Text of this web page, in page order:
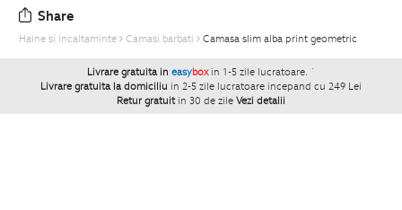
Share
Haine si Incaltaminte Camasi barbati Camasa slim alba print geometric
Livrare gratuita in easybox in 1-5 zile lucratoare. `
Livrare gratuita la domiciliu in 2-5 zile lucratoare incepand cu 249 Lei
Retur gratuit in 30 de zile Vezi detalii